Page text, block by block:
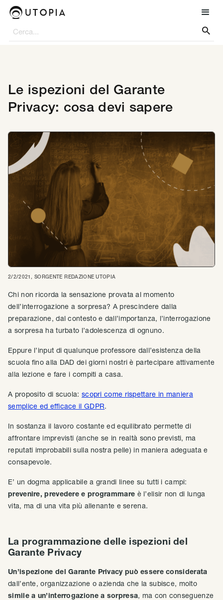

Le ispezioni del Garante
Privacy: cosa devi sapere
2/2/2021 , SORGENTE REDAZIONE UTOPIA
Chi non ricorda la sensazione provata al momento
dell’interrogazione a sorpresa? A prescindere dalla
preparazione, dal contesto e dall’importanza, l’interrogazione
a sorpresa ha turbato l’adolescenza di ognuno.
Eppure l’input di qualunque professore dall’esistenza della
scuola fino alla DAD dei giorni nostri è partecipare attivamente
alla lezione e fare i compiti a casa.
A proposito di scuola: scopri come rispettare in maniera
semplice ed efficace il GDPR.
In sostanza il lavoro costante ed equilibrato permette di
affrontare imprevisti (anche se in realtà sono previsti, ma
reputati improbabili sulla nostra pelle) in maniera adeguata e
consapevole.
E’ un dogma applicabile a grandi linee su tutti i campi:
prevenire, prevedere e programmare è l’elisir non di lunga
vita, ma di una vita più allenante e serena.
La programmazione delle ispezioni del
Garante Privacy
Un’ispezione del Garante Privacy può essere considerata
dall’ente, organizzazione o azienda che la subisce, molto
simile a un’interrogazione a sorpresa, ma con conseguenze